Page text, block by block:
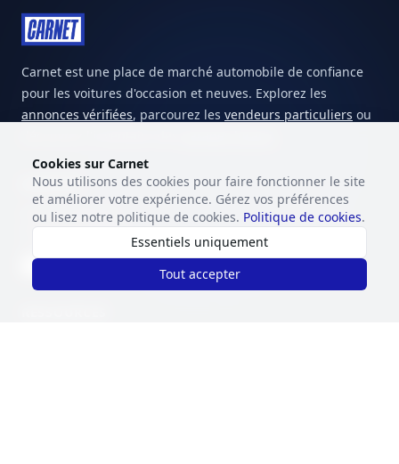
Carnet est une place de marché automobile de confiance
pour les voitures d'occasion et neuves. Explorez les
annonces vérifiées, parcourez les vendeurs particuliers ou
MARCHÉ
Voir les voitures
Annonces privées
Vendre votre voiture
Cookies sur Carnet
Nous utilisons des cookies pour faire fonctionner le site
et améliorer votre expérience. Gérez vos préférences
ou lisez notre politique de cookies. Politique de cookies.
Essentiels uniquement
Tout accepter